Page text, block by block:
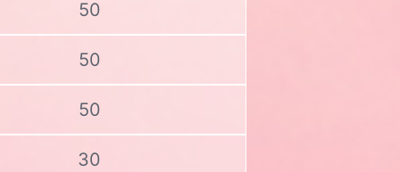
50
50
50
30